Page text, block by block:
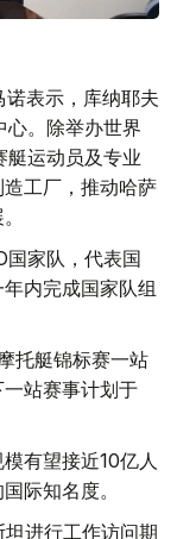
诺表示，库纳耶夫
心。除举办世界
艇运动员及专业
工厂，推动哈萨
国家队，代表国
内完成国家队组
托艇锦标赛一站
站赛事计划于
有望接近10亿人
际知名度。
进行工作访问期